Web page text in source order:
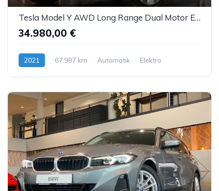
Tesla Model Y AWD Long Range Dual Motor Enh.Autopilot
34.980,00 €
2021 67.987 km Automatik Elektro